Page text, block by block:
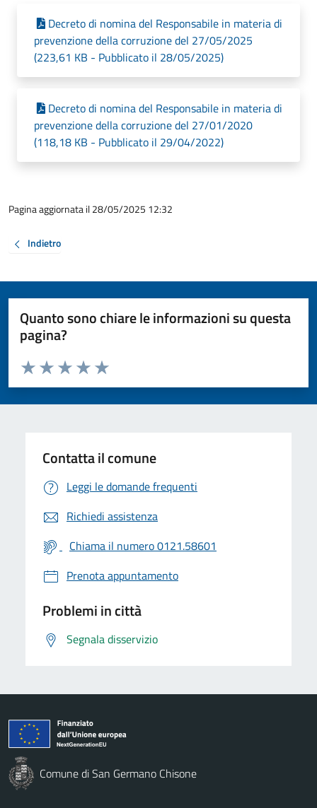
Decreto di nomina del Responsabile in materia di
prevenzione della corruzione del 27/05/2025
(223,61 KB - Pubblicato il 28/05/2025)
Decreto di nomina del Responsabile in materia di
prevenzione della corruzione del 27/01/2020
(118,18 KB - Pubblicato il 29/04/2022)
Pagina aggiornata il 28/05/2025 12:32
Indietro
Quanto sono chiare le informazioni su questa
pagina?
Valuta da 1 a 5 stelle la pagina
Valuta 5 stelle su 5
Valuta 4 stelle su 5
Valuta 3 stelle su 5
Valuta 2 stelle su 5
Valuta 1 stelle su 5
Contatta il comune
Leggi le domande frequenti
Richiedi assistenza
Chiama il numero 0121.58601
Prenota appuntamento
Problemi in città
Segnala disservizio
Comune di San Germano Chisone